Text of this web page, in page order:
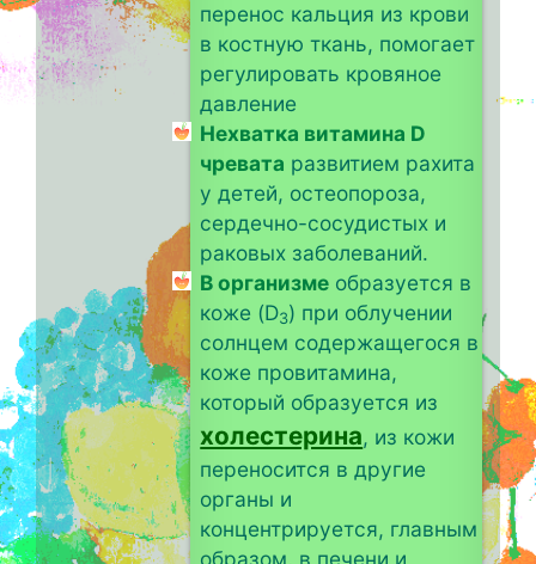
перенос кальция из крови
в костную ткань, помогает
регулировать кровяное
давление
Нехватка витамина D
чревата развитием рахита
у детей, остеопороза,
сердечно-сосудистых и
раковых заболеваний.
В организме образуется в
коже (D3) при облучении
солнцем содержащегося в
коже провитамина,
который образуется из
холестерина, из кожи
переносится в другие
органы и
концентрируется, главным
образом, в печени и